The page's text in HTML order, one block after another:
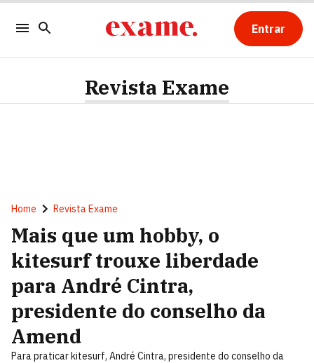
Entrar
Revista Exame
Home Revista Exame
Mais que um hobby, o
kitesurf trouxe liberdade
para André Cintra,
presidente do conselho da
Amend
Para praticar kitesurf, André Cintra, presidente do conselho da